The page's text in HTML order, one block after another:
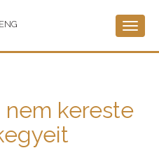
ENG
nem kereste